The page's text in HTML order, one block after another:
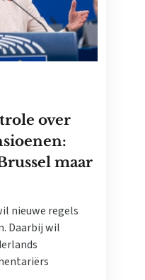
over
maar
nieuwe regels
Daarbij wil